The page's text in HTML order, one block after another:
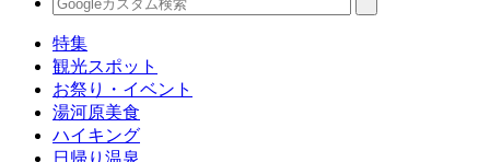
特集
観光スポット
お祭り・イベント
湯河原美食
ハイキング
日帰り温泉